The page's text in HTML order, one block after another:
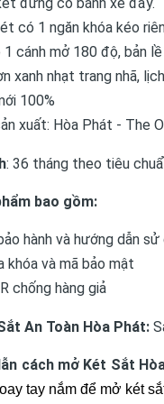
có 1 ngăn khóa kéo
cánh mở 180 độ, bản
xanh nhạt trang nhã,
100%
xuất: Hòa Phát - The
: 36 tháng theo tiêu
bao gồm:
hành và hướng dẫn sử
khóa và mã bảo mật
chống hàng giả
An Toàn Hòa Phát:
cách mở Két Sắt
tay nắm để mở két